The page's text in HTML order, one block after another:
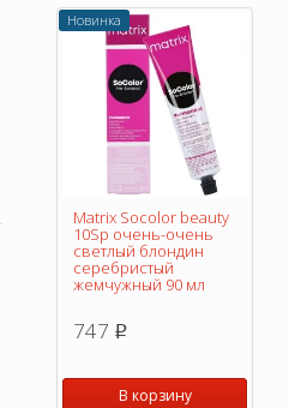
Новинка
Matrix Socolor beauty
10Sp очень-очень
светлый блондин
серебристый
жемчужный 90 мл
747 p
В корзину